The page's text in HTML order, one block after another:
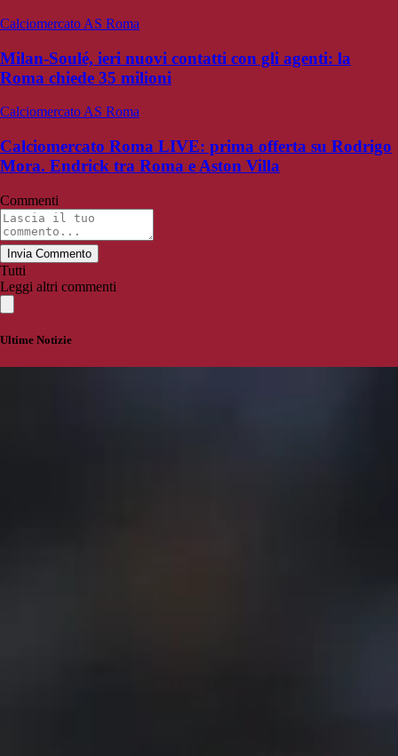
Calciomercato AS Roma
Milan-Soulé, ieri nuovi contatti con gli agenti: la
Roma chiede 35 milioni
Calciomercato AS Roma
Calciomercato Roma LIVE: prima offerta su Rodrigo
Mora. Endrick tra Roma e Aston Villa
Commenti
Invia Commento
Tutti
Leggi altri commenti
Ultime Notizie